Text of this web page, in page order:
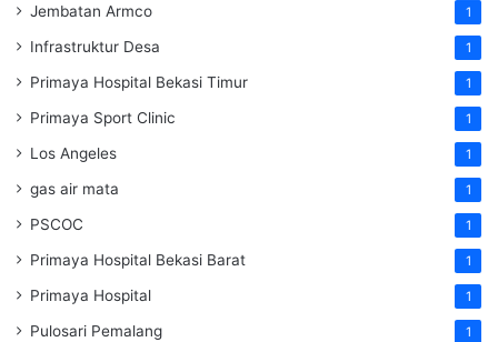
Jembatan Armco 1
Infrastruktur Desa 1
Primaya Hospital Bekasi Timur 1
Primaya Sport Clinic 1
Los Angeles 1
gas air mata 1
PSCOC 1
Primaya Hospital Bekasi Barat 1
Primaya Hospital 1
Pulosari Pemalang 1